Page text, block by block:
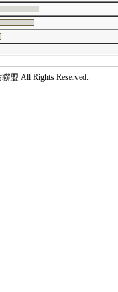
盟 All Rights Reserved.